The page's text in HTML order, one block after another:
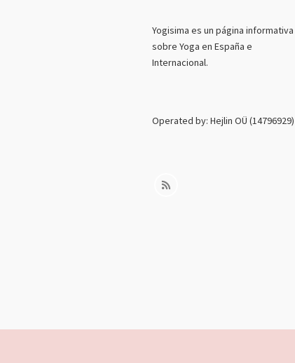
Yogisima es un página informativa
sobre Yoga en España e
Internacional.
Operated by: Hejlin OÜ (14796929)